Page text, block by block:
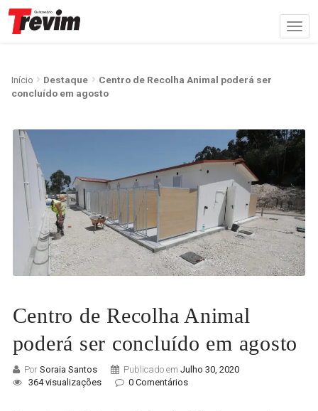
Início Destaque
Centro de Recolha Animal poderá ser
concluído em agosto
Centro de Recolha Animal
poderá ser concluído em agosto
Por Soraia Santos Publicado em Julho 30, 2020
364 visualizações
0 Comentários